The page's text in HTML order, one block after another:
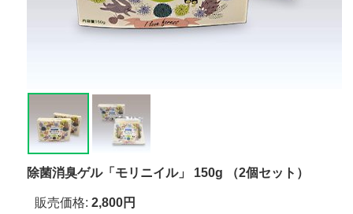
除菌消臭ゲル「モリニイル」 150g （2個セット）
販売価格: 2,800円